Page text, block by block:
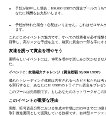
予想が的中した場合：100,000 USDTの賞金プールのう
なたに報酬をお支払いします。
予想が外れた場合：心配はいりません。これはゼロサム
ます。
これがこのイベントの魅力です。すべての投票者が必ず報
目撃し、高リスクな予想を立て、確実に賞金の一部を手にす
友達を誘って賞金を増やそう
素晴らしいイベントには、仲間を増やす楽しみが欠かせま
た。
イベント2：友達紹介チャレンジ（賞金総額 30,000 USDT）
優れたトレーディング体験は共有されるべきだと私たちは
を実行すると、あなたに10 USDTのトライアル資金をプレゼ
このプールは先着順です。もしあなたのネットワークがこ
このイベントが重要な理由
実際、暗号資産分野における生成AI市場は2025年までに10
取引推進要因として認識している技術です。自律型エージ